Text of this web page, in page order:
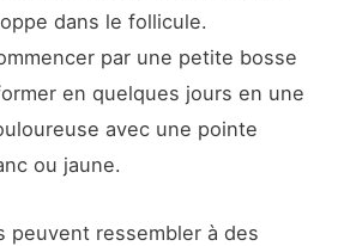
dans le follicule.
par une petite bosse
en quelques jours en une
avec une pointe
ou jaune.
peuvent ressembler à des